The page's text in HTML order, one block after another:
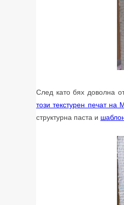
След като бях доволна
този текстурен печат на
структурна паста и